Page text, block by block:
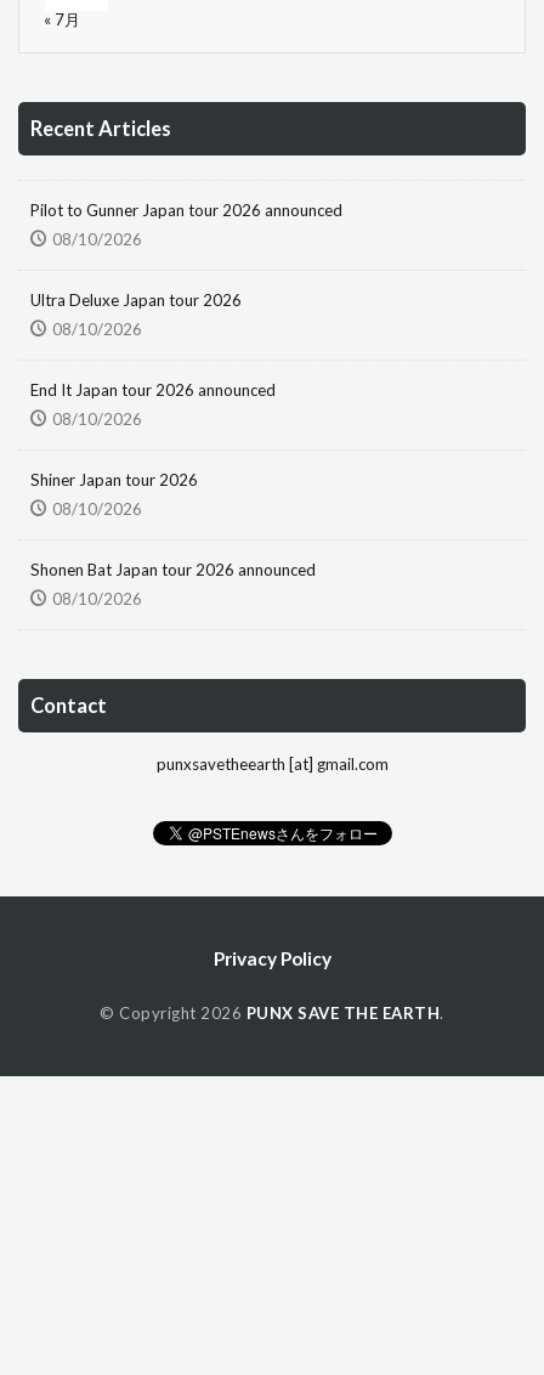
« 7月
Recent Articles
Pilot to Gunner Japan tour 2026 announced
08/10/2026
Ultra Deluxe Japan tour 2026
08/10/2026
End It Japan tour 2026 announced
08/10/2026
Shiner Japan tour 2026
08/10/2026
Shonen Bat Japan tour 2026 announced
08/10/2026
Contact
punxsavetheearth [at] gmail.com
Privacy Policy
© Copyright 2026 PUNX SAVE THE EARTH.